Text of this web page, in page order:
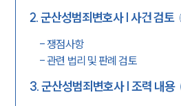
2.군산성범죄변호사 | 사건 검토
- 쟁점사항
-관련 법리 및 판례 검토
3.군산성범죄변호사 | 조력 내용